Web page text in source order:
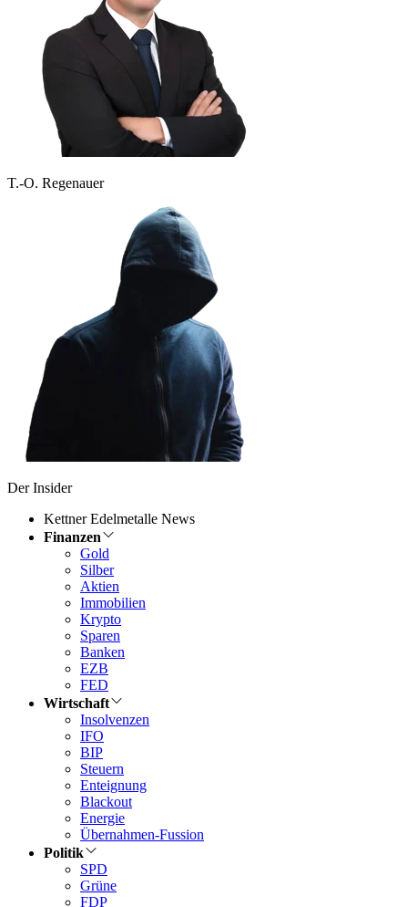
T.-O. Regenauer
Der Insider
Kettner Edelmetalle News
Finanzen
Gold
Silber
Aktien
Immobilien
Krypto
Sparen
Banken
EZB
FED
Wirtschaft
Insolvenzen
IFO
BIP
Steuern
Enteignung
Blackout
Energie
Übernahmen-Fussion
Politik
SPD
Grüne
FDP